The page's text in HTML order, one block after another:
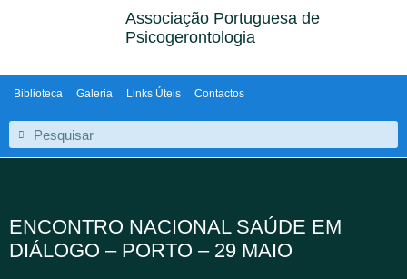
Associação Portuguesa de
Psicogerontologia
Biblioteca Galeria Links Úteis Contactos
ENCONTRO NACIONAL SAÚDE EM
DIÁLOGO – PORTO – 29 MAIO